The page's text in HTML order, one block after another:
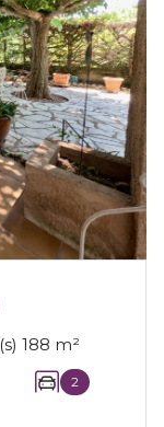
Maison 7 pièce(s) 5 chambre(s) 188 m²
2